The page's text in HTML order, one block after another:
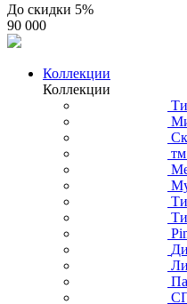
До скидки 5%
90 000
Коллекции
Коллекции